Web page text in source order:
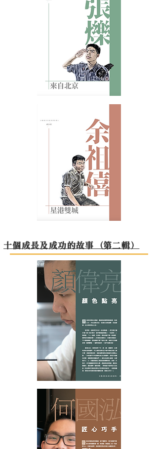
十個成長及成功的故事（第二輯）